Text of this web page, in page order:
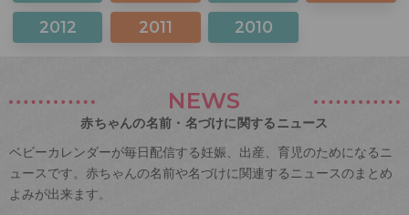
2012 2011 2010
NEWS
赤ちゃんの名前・名づけに関するニュース
ベビーカレンダーが毎日配信する妊娠、出産、育児のためになるニ
ュースです。赤ちゃんの名前や名づけに関連するニュースのまとめ
よみが出来ます。